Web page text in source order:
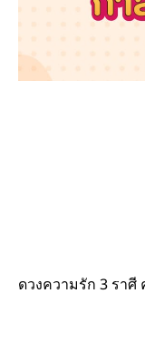
ดวงความรัก 3 รา